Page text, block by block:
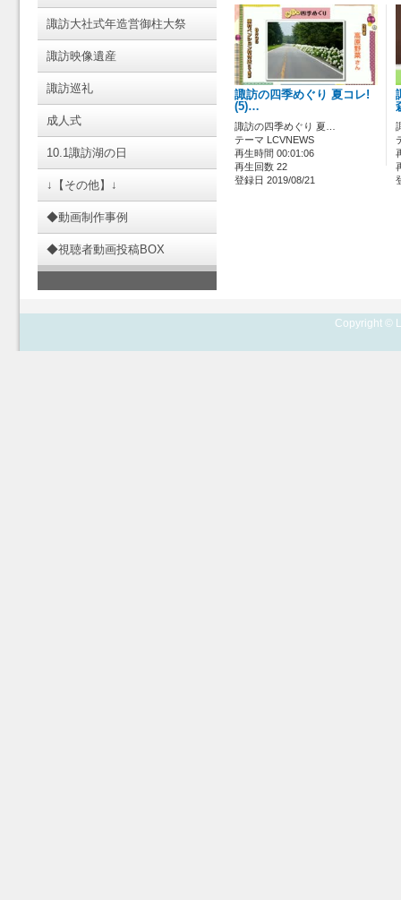
諏訪大社式年造営御柱大祭
諏訪映像遺産
諏訪巡礼
成人式
10.1諏訪湖の日
↓【その他】↓
◆動画制作事例
◆視聴者動画投稿BOX
諏訪の四季めぐり 夏コレ!
(5)…
諏訪の四季めぐり 夏…
テーマ LCVNEWS
再生時間 00:01:06
再生回数 22
登録日 2019/08/21
Copyright ©